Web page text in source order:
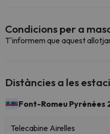
Condicions per a
T'informem que aquest
Distàncies a les
Font-Romeu Pyrénées
Telecabine Airelles